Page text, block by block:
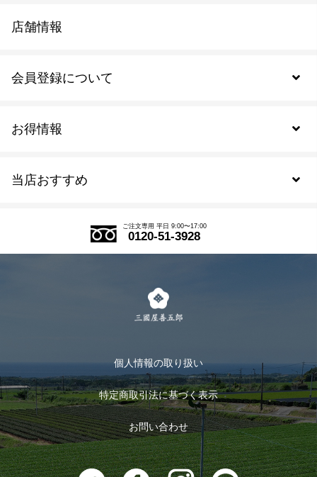
当店おすすめ
式部の香りシリーズ
お茶のギフト
おすすめのお茶
お茶に合うスイーツ
お得情報
会員登録について
会員規約について
ログイン
ログアウト
店舗情報
ご注文専用 平日 9:00〜17:00
0120-51-3928
個人情報の取り扱い
特定商取引法に基づく表示
お問い合わせ